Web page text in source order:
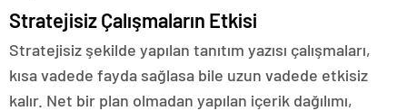
Stratejisiz Çalışmaların Etkisi
Stratejisiz şekilde yapılan tanıtım yazısı çalışmaları,
kısa vadede fayda sağlasa bile uzun vadede etkisiz
kalır. Net bir plan olmadan yapılan içerik dağılımı,